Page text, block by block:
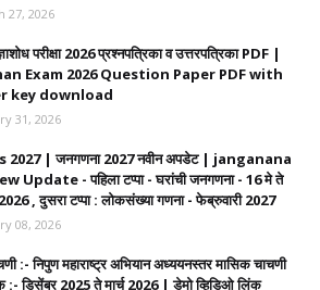
27, 2026
परीक्षा 2026 प्रश्नपत्रिका व उत्तरपत्रिका PDF |
Exam 2026 Question Paper PDF with
key download
31, 2026
2027 | जनगणना 2027 नवीन अपडेट | janganana
Update - पहिला टप्पा - घरांची जनगणना - 16 मे ते
, दुसरा टप्पा : लोकसंख्या गणना - फेब्रुवारी 2027
08, 2026
:- निपुण महाराष्ट्र अभियान अध्ययनस्तर मासिक चाचणी
:- डिसेंबर 2025 ते मार्च 2026 | डेमो व्हिडिओ लिंक